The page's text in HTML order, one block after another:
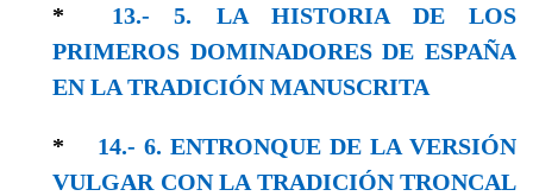
* 13.- 5. LA HISTORIA DE LOS
PRIMEROS DOMINADORES DE ESPAÑA
EN LA TRADICIÓN MANUSCRITA
* 14.- 6. ENTRONQUE DE LA VERSIÓN
VULGAR CON LA TRADICIÓN TRONCAL